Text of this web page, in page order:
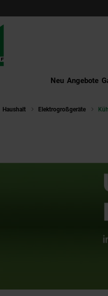
Neu Angebote
Haushalt Elektrogroßgeräte